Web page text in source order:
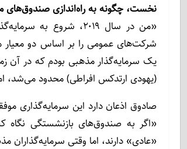
نخست، چگونه به راه‌اندازی
«من در سال ۲۰۱۹،
شرکت‌های عمومی را بر اساس دو معیار
یک سرمایه‌گذار مذهبی بودم که در آن
(یهودی ارتدکس افراطی) محدود می‌شد،
صادوق اذعان دارد این سرمایه‌گذاری
«اگر به صندوق‌های بازنشستگی نگاه
«عادی» دارند، اما وقتی